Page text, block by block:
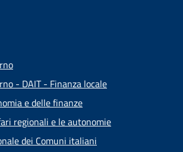
- DAIT - Finanza locale
e delle finanze
regionali e le autonomie
dei Comuni italiani